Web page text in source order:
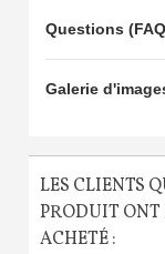
Questions
Galerie
LES CLIENTS
PRODUIT ONT
ACHETÉ :